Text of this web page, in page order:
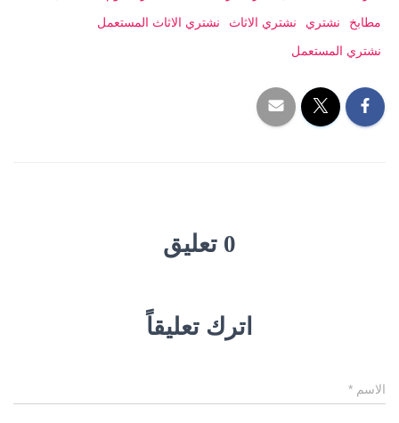
مطابخ
نشتري نشتري الاثاث
نشتري الاثاث المستعمل
نشتري المستعمل
0 تعليق
اترك تعليقاً
الاسم *